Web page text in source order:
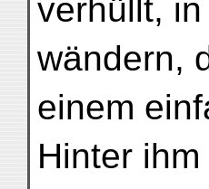
verhüllt,
wändern,
einem
Hinter